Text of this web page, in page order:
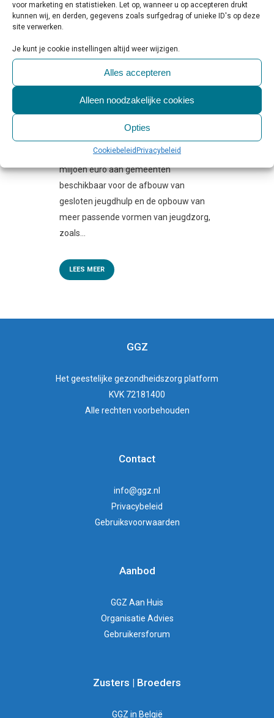
voor marketing en statistieken. Let op, wanneer u op accepteren drukt
kunnen wij, en derden, gegevens zoals surfgedrag of unieke ID's op deze
site verwerken.
Je kunt je cookie instellingen altijd weer wijzigen.
Alles accepteren
Alleen noodzakelijke cookies
Opties
Cookiebeleid Privacybeleid
25 NOV
BESCHIKBAAR VOOR
TRANSFORMATIE GESLOTEN
JEUGDHULP
Geplaatst op 10:00hinBeleid & Toezicht
Jeugd GGZ,Regelgeving & Politiek
0
Likes Share
Bron: Rijksoverheid Het kabinet stelt 176
miljoen euro aan gemeenten
beschikbaar voor de afbouw van
gesloten jeugdhulp en de opbouw van
meer passende vormen van jeugdzorg,
zoals...
LEES MEER
GGZ
Hetgeestelijke gezondheidszorg platform
KVK 72181400
Alle rechten voorbehouden
Contact
info@ggz.nl
Privacybeleid
Gebruiksvoorwaarden
Aanbod
GGZ Aan Huis
Organisatie Advies
Gebruikersforum
Zusters | Broeders
GGZ in België